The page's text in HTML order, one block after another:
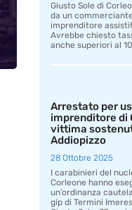
Giusto Sole di
da un
imprenditore
Avrebbe chiesto
anche superiori al
Arrestato per
imprenditore di
vittima
Addiopizzo
28 Ottobre 2025
I carabinieri del
Corleone hanno
un’ordinanza
gip di Termini